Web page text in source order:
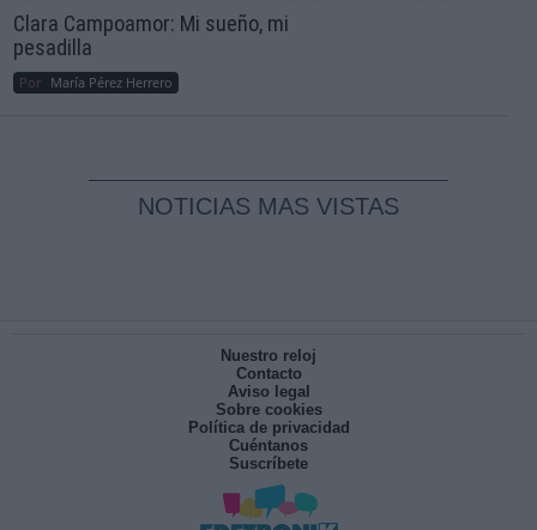
Clara Campoamor: Mi sueño, mi
pesadilla
Por María Pérez Herrero
NOTICIAS MAS VISTAS
Nuestro reloj
Contacto
Aviso legal
Sobre cookies
Política de privacidad
Cuéntanos
Suscríbete